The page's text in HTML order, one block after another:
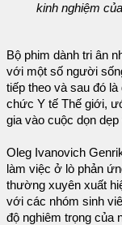
kinh nghiệm
Bộ phim dành tri ân
với một số người
tiếp theo và sau đó
chức Y tế Thế giới,
gia vào cuộc dọn
Oleg Ivanovich
làm việc ở lò phản
thường xuyên xuất
với các nhóm sinh
độ nghiêm trọng của